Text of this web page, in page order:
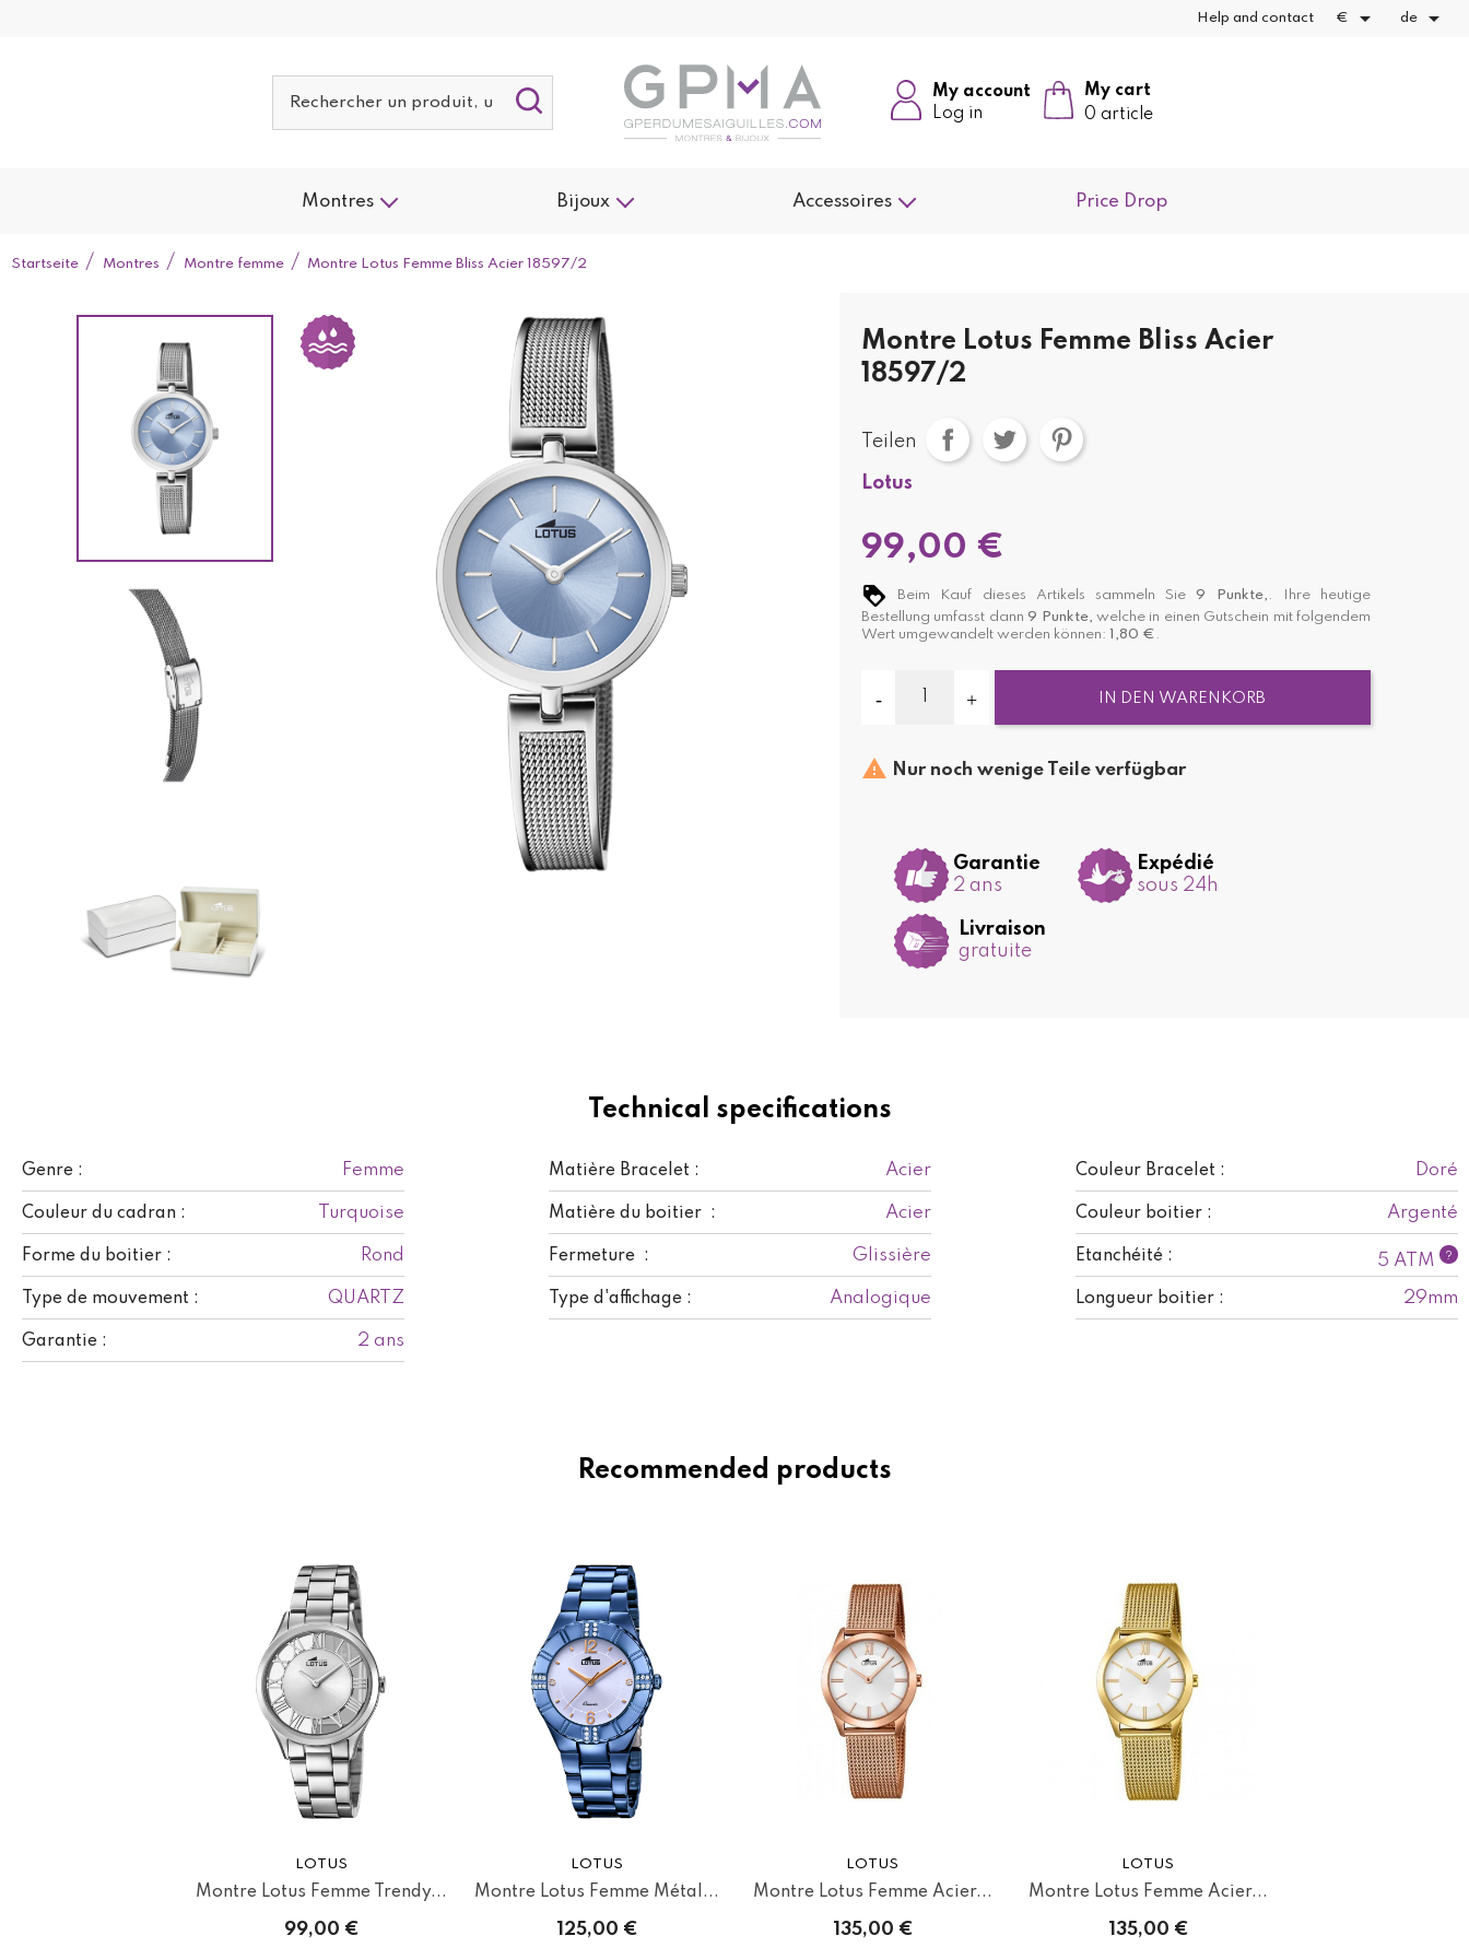
Help and contact €  de 
My cart
0 article
My account
Log in
Montres Bijoux Accessoires Price Drop
Startseite Montres Montre femme Montre Lotus Femme Bliss Acier 18597/2
Technical specifications
Genre : Femme Matière Bracelet : Acier Couleur Bracelet : Doré
Couleur du cadran : Turquoise Matière du boitier : Acier Couleur boitier : Argenté
Forme du boitier : Rond Fermeture : Glissière Etanchéité : 5 ATM ?
Type de mouvement : QUARTZ Type d'affichage : Analogique Longueur boitier : 29mm
Garantie : 2 ans
Montre Lotus Femme Bliss Acier
18597/2
Teilen
Lotus
99,00 €
Beim Kauf dieses Artikels sammeln Sie 9 Punkte, . Ihre heutige
Bestellung umfasst dann 9 Punkte, welche in einen Gutschein mit folgendem
Wert umgewandelt werden können: 1,80 € .
IN DEN WARENKORB
 Nur noch wenige Teile verfügbar
Garantie
2 ans
Expédié
sous 24h
Livraison
gratuite
Recommended products
LOTUS
Montre Lotus Femme Trendy...
99,00 €
LOTUS
Montre Lotus Femme Métal...
125,00 €
LOTUS
Montre Lotus Femme Acier...
135,00 €
LOTUS
Montre Lotus Femme Acier...
135,00 €